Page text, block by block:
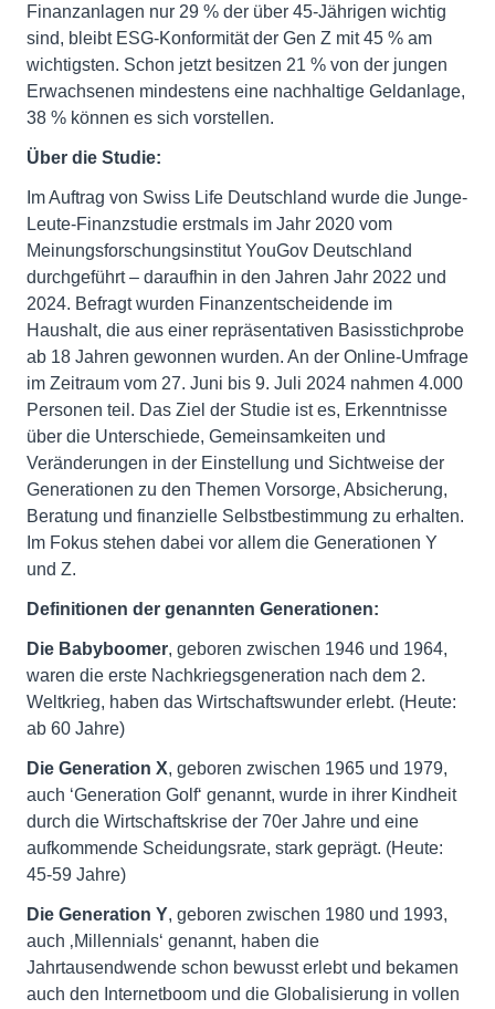
Finanzanlagen nur 29 % der über 45-Jährigen wichtig
sind, bleibt ESG-Konformität der Gen Z mit 45 % am
wichtigsten. Schon jetzt besitzen 21 % von der jungen
Erwachsenen mindestens eine nachhaltige Geldanlage,
38 % können es sich vorstellen.
Über die Studie:
Im Auftrag von Swiss Life Deutschland wurde die Junge-
Leute-Finanzstudie erstmals im Jahr 2020 vom
Meinungsforschungsinstitut YouGov Deutschland
durchgeführt – daraufhin in den Jahren Jahr 2022 und
2024. Befragt wurden Finanzentscheidende im
Haushalt, die aus einer repräsentativen Basisstichprobe
ab 18 Jahren gewonnen wurden. An der Online-Umfrage
im Zeitraum vom 27. Juni bis 9. Juli 2024 nahmen 4.000
Personen teil. Das Ziel der Studie ist es, Erkenntnisse
über die Unterschiede, Gemeinsamkeiten und
Veränderungen in der Einstellung und Sichtweise der
Generationen zu den Themen Vorsorge, Absicherung,
Beratung und finanzielle Selbstbestimmung zu erhalten.
Im Fokus stehen dabei vor allem die Generationen Y
und Z.
Definitionen der genannten Generationen:
Die Babyboomer, geboren zwischen 1946 und 1964,
waren die erste Nachkriegsgeneration nach dem 2.
Weltkrieg, haben das Wirtschaftswunder erlebt. (Heute:
ab 60 Jahre)
Die Generation X, geboren zwischen 1965 und 1979,
auch ‘Generation Golf‘ genannt, wurde in ihrer Kindheit
durch die Wirtschaftskrise der 70er Jahre und eine
aufkommende Scheidungsrate, stark geprägt. (Heute:
45-59 Jahre)
Die Generation Y, geboren zwischen 1980 und 1993,
auch ‚Millennials‘ genannt, haben die
Jahrtausendwende schon bewusst erlebt und bekamen
auch den Internetboom und die Globalisierung in vollen